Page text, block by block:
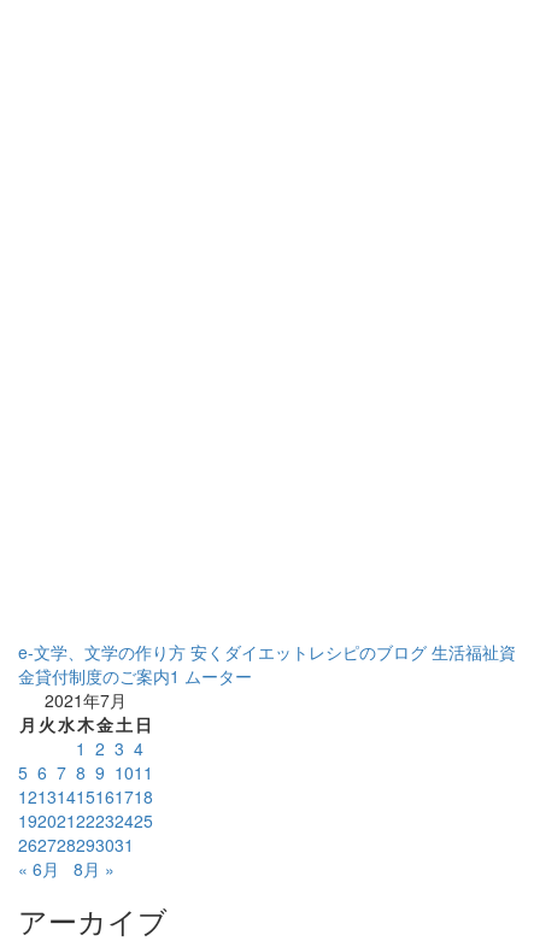
e-文学、文学の作り方 安くダイエットレシピのブログ 生活福祉資
金貸付制度のご案内1 ムーター
2021年7月
月 火水木金土 日
1 2 3 4
5 6 7 8 9 1011
12131415161718
19202122232425
262728293031
« 6月
8月 »
アーカイブ